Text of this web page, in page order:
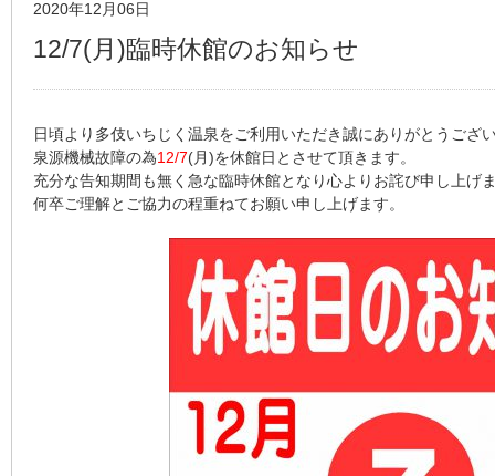
2020年12月06日
12/7(月)臨時休館のお知らせ
日頃より多伎いちじく温泉をご利用いただき誠にありがとうござ
泉源機械故障の為12/7(月)を休館日とさせて頂きます。
充分な告知期間も無く急な臨時休館となり心よりお詫び申し上げ
何卒ご理解とご協力の程重ねてお願い申し上げます。